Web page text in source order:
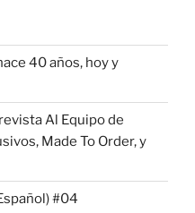
40 años, hoy y
Al Equipo de
Made To Order, y
#04